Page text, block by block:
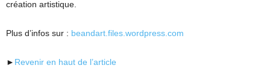
création artistique.
Plus d’infos sur : beandart.files.wordpress.com
► Revenir en haut de l’article